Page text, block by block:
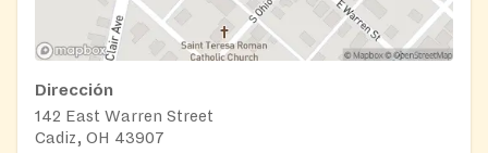
Dirección
142 East Warren Street
Cadiz, OH 43907